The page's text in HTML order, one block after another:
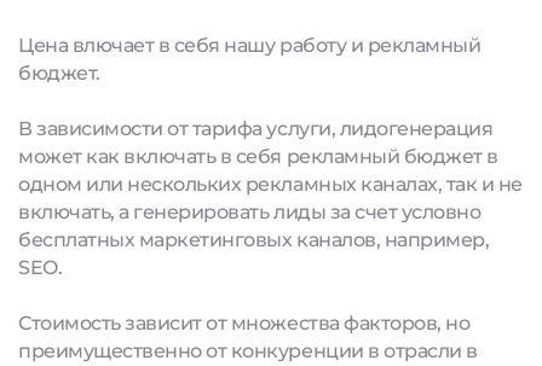
Цена влючает в себя нашу работу и рекламный
бюджет.
В зависимости от тарифа услуги, лидогенерация
может как включать в себя рекламный бюджет в
одном или нескольких рекламных каналах, так и не
включать, а генерировать лиды за счет условно
бесплатных маркетинговых каналов, например,
SEO.
Стоимость зависит от множества факторов, но
преимущественно от конкуренции в отрасли в